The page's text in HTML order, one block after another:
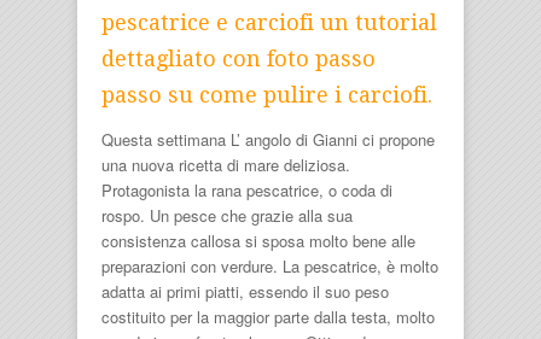
pescatrice e carciofi un tutorial
dettagliato con foto passo
passo su come pulire i carciofi.
Questa settimana L’ angolo di Gianni ci propone
una nuova ricetta di mare deliziosa.
Protagonista la rana pescatrice, o coda di
rospo. Un pesce che grazie alla sua
consistenza callosa si sposa molto bene alle
preparazioni con verdure. La pescatrice, è molto
adatta ai primi piatti, essendo il suo peso
costituito per la maggior parte dalla testa, molto